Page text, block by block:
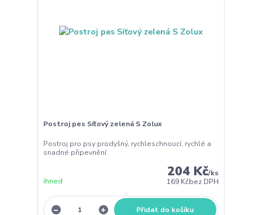
Postroj pes Síťový zelená S Zolux
Postroj pro psy prodyšný, rychleschnoucí, rychlé a
snadné připevnění.
204 Kč/ks
169 Kčbez DPH
ihned
Přidat do košíku